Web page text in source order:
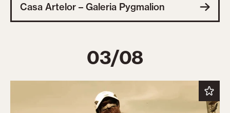
Casa Artelor – Galeria Pygmalion
03/08